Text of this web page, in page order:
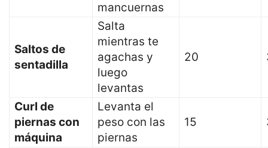
mancuernas
Saltos de
sentadilla
Salta
mientras te
agachas y
luego
levantas
20
Curl de
piernas con
máquina
Levanta el
peso con las
piernas
15